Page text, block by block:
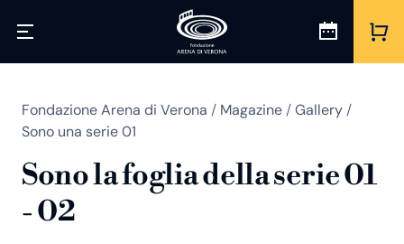
Fondazione Arena di Verona / Magazine /Gallery /
Sono una serie 01
Sono la foglia della serie 01
- 02